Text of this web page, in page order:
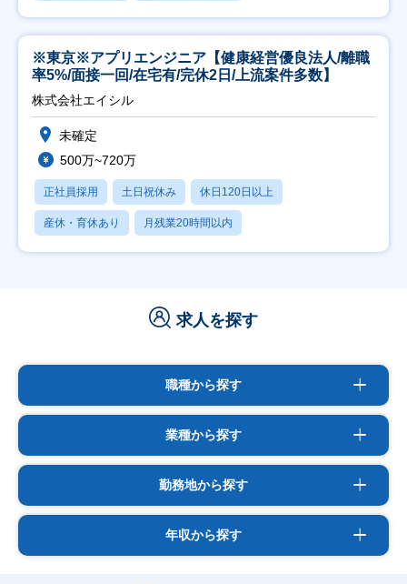
※東京※アプリエンジニア【健康経営優良法人/離職
率5%/面接一回/在宅有/完休2日/上流案件多数】
株式会社エイシル
未確定
500万~720万
正社員採用 土日祝休み 休日120日以上
産休・育休あり 月残業20時間以内
求人を探す
職種から探す
業種から探す
勤務地から探す
年収から探す